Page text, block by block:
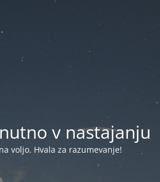
v nastajanju
voljo. Hvala za razumevanje!